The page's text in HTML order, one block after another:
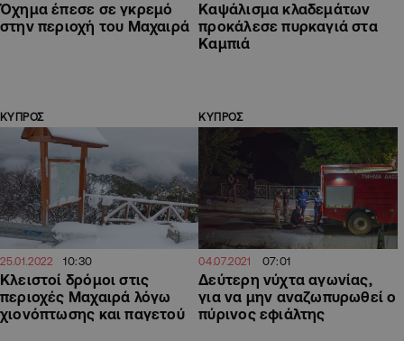
Όχημα έπεσε σε γκρεμό
στην περιοχή του Μαχαιρά
Καψάλισμα κλαδεμάτων
προκάλεσε πυρκαγιά στα
Καμπιά
ΚΥΠΡΟΣ
25.01.2022 10:30
Κλειστοί δρόμοι στις
περιοχές Μαχαιρά λόγω
χιονόπτωσης και παγετού
ΚΥΠΡΟΣ
04.07.2021 07:01
Δεύτερη νύχτα αγωνίας,
για να μην αναζωπυρωθεί ο
πύρινος εφιάλτης